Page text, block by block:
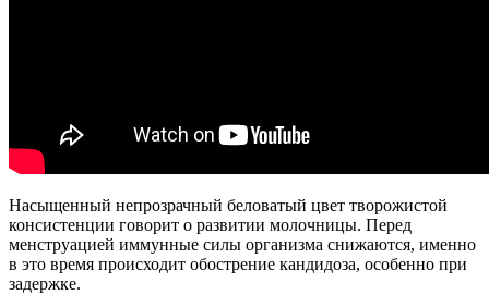
Насыщенный непрозрачный беловатый цвет творожистой
консистенции говорит о развитии молочницы. Перед
менструацией иммунные силы организма снижаются, именно
в это время происходит обострение кандидоза, особенно при
задержке.